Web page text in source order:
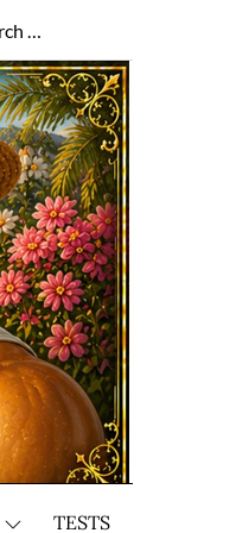
TESTS